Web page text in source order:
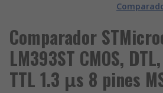
Comparador
LM393ST CMOS,
TTL 1.3 μs 8 pines